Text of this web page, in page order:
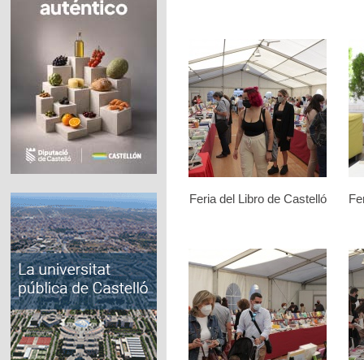
Feria del Libro de Castelló